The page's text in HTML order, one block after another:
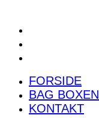
FORSIDE
BAG
KONTAKT